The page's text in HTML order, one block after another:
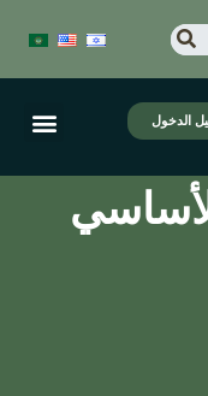
الدخول